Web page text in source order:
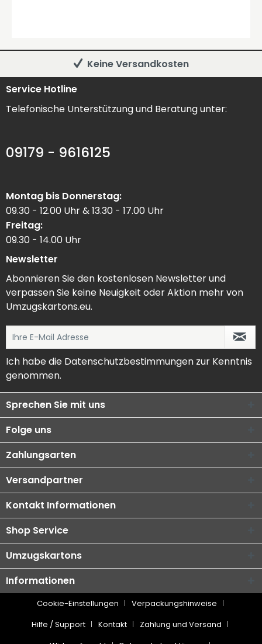
Keine Versandkosten
Service Hotline
Telefonische Unterstützung und Beratung unter:
09179 - 9616125
Montag bis Donnerstag:
09.30 - 12.00 Uhr & 13.30 - 17.00 Uhr
Freitag:
09.30 - 14.00 Uhr
Newsletter
Abonnieren Sie den kostenlosen Newsletter und
verpassen Sie keine Neuigkeit oder Aktion mehr von
Umzugskartons.eu.
Ich habe die Datenschutzbestimmungen zur Kenntnis
genommen.
Sprechen Sie mit uns
Folge uns
Zahlungsarten
Versandpartner
Kontakt Informationen
Shop Service
Umzugskartons
Informationen
Cookie-Einstellungen
Verpackungshinweise
Hilfe / Support
Kontakt
Zahlung und Versand